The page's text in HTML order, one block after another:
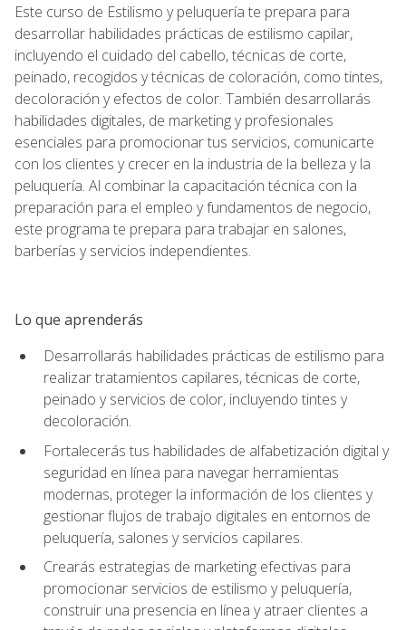
Este curso de Estilismo y peluquería te prepara para
desarrollar habilidades prácticas de estilismo capilar,
incluyendo el cuidado del cabello, técnicas de corte,
peinado, recogidos y técnicas de coloración, como tintes,
decoloración y efectos de color. También desarrollarás
habilidades digitales, de marketing y profesionales
esenciales para promocionar tus servicios, comunicarte
con los clientes y crecer en la industria de la belleza y la
peluquería. Al combinar la capacitación técnica con la
preparación para el empleo y fundamentos de negocio,
este programa te prepara para trabajar en salones,
barberías y servicios independientes.
Lo que aprenderás
Desarrollarás habilidades prácticas de estilismo para
realizar tratamientos capilares, técnicas de corte,
peinado y servicios de color, incluyendo tintes y
decoloración.
Fortalecerás tus habilidades de alfabetización digital y
seguridad en línea para navegar herramientas
modernas, proteger la información de los clientes y
gestionar flujos de trabajo digitales en entornos de
peluquería, salones y servicios capilares.
Crearás estrategias de marketing efectivas para
promocionar servicios de estilismo y peluquería,
construir una presencia en línea y atraer clientes a